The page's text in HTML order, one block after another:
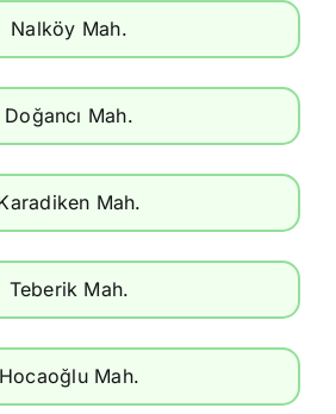
Nalköy Mah.
Doğancı Mah.
Mah.
Teberik Mah.
Hocaoğlu Mah.